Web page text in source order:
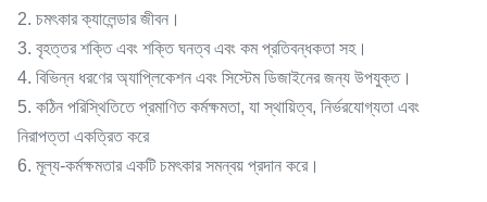
2. চমৎকার ক্যালেন্ডার জীবন।
3. বৃহত্তর শক্তি এবং শক্তি ঘনত্ব এবং কম প্রতিবন্ধকতা সহ।
4. বিভিন্ন ধরণের অ্যাপ্লিকেশন এবং সিস্টেম ডিজাইনের জন্য উপযুক্ত।
5. কঠিন পরিস্থিতিতে প্রমাণিত কর্মক্ষমতা, যা স্থায়িত্ব, নির্ভরযোগ্যতা এবং
নিরাপত্তা একত্রিত করে
6. মূল্য-কর্মক্ষমতার একটি চমৎকার সমন্বয় প্রদান করে।​